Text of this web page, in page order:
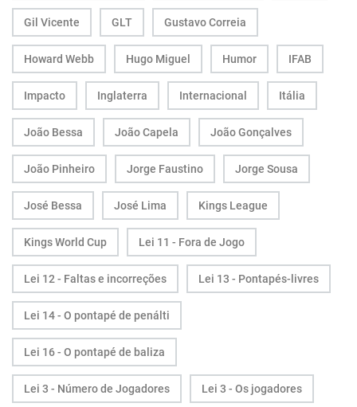
Gil Vicente GLT Gustavo Correia
Howard Webb Hugo Miguel Humor IFAB
Impacto Inglaterra Internacional Itália
João Bessa João Capela João Gonçalves
João Pinheiro Jorge Faustino Jorge Sousa
José Bessa José Lima Kings League
Kings World Cup Lei 11 - Fora de Jogo
Lei 12 - Faltas e incorreções Lei 13 - Pontapés-livres
Lei 14 - O pontapé de penálti
Lei 16 - O pontapé de baliza
Lei 3 - Número de Jogadores Lei 3 - Os jogadores